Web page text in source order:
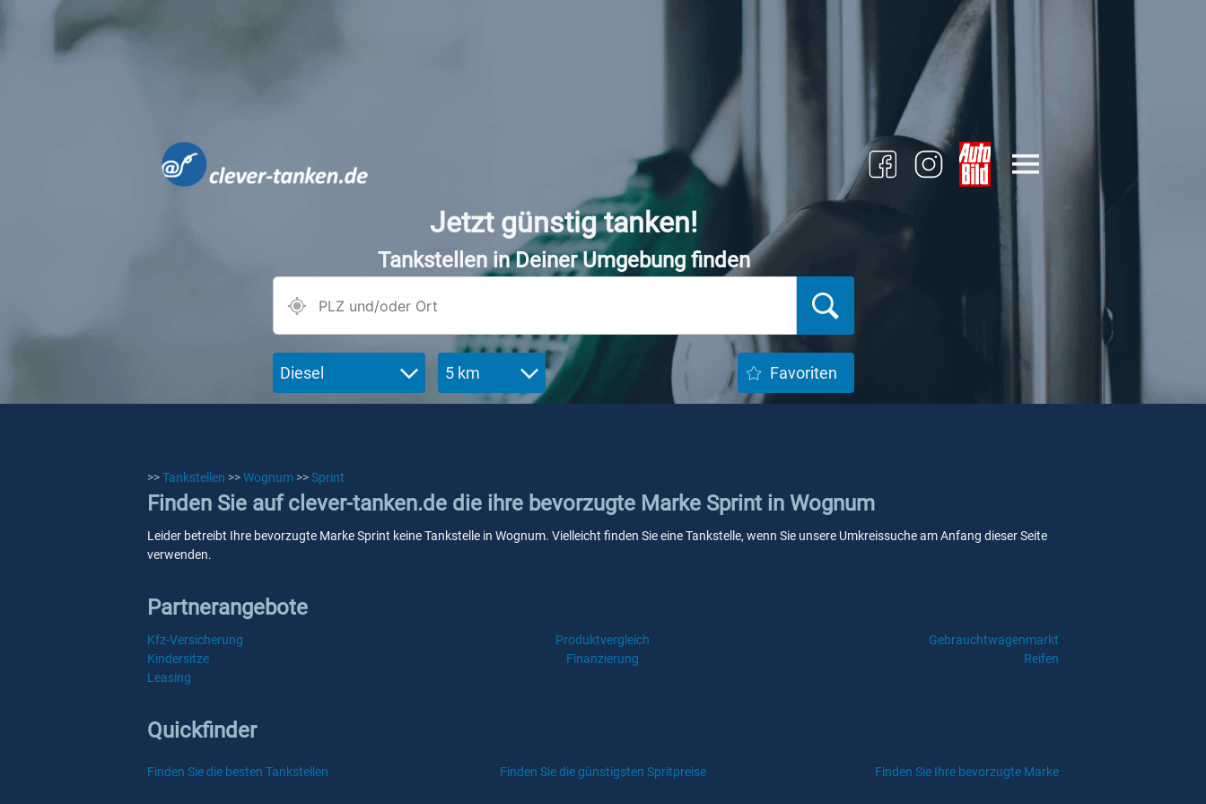
Jetzt günstig tanken!
Tankstellen in Deiner Umgebung finden
Diesel 5 km Favoriten
>>Tankstellen >>Wognum >>Sprint
Finden Sie auf clever-tanken.de die ihre bevorzugte Marke Sprint in Wognum
Leider betreibt Ihre bevorzugte Marke Sprint keine Tankstelle in Wognum. Vielleicht finden Sie eine Tankstelle, wenn Sie unsere Umkreissuche am Anfang dieser Seite
verwenden.
Partnerangebote
Kfz-Versicherung Produktvergleich
Gebrauchtwagenmarkt
Kindersitze
Finanzierung
Reifen
Leasing
Quickfinder
Finden Sie die besten Tankstellen Finden Sie die günstigsten Spritpreise Finden Sie Ihre bevorzugte Marke